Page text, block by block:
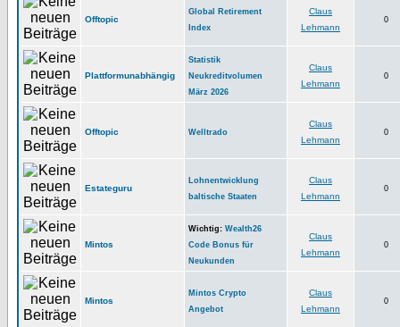
Offtopic
Global Retirement
Index
Claus
Lehmann
0
Plattformunabhängig
Statistik
Neukreditvolumen
März 2026
Claus
Lehmann
0
Offtopic Welltrado
Claus
Lehmann
0
Estateguru
Lohnentwicklung
baltische Staaten
Claus
Lehmann
0
Mintos
Wichtig: Wealth26
Code Bonus für
Neukunden
Claus
Lehmann
0
Mintos
Mintos Crypto
Angebot
Claus
Lehmann
0